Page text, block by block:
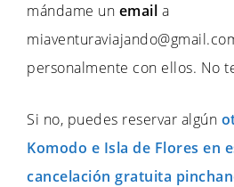
mándame un email a
personalmente con ellos. No
Si no, puedes reservar algún
Komodo e Isla de Flores en
cancelación gratuita